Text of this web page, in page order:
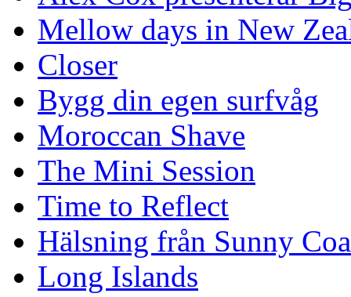
Mellow days in New
Closer
Bygg din egen surfvåg
Moroccan Shave
The Mini Session
Time to Reflect
Hälsning från Sunny
Long Islands